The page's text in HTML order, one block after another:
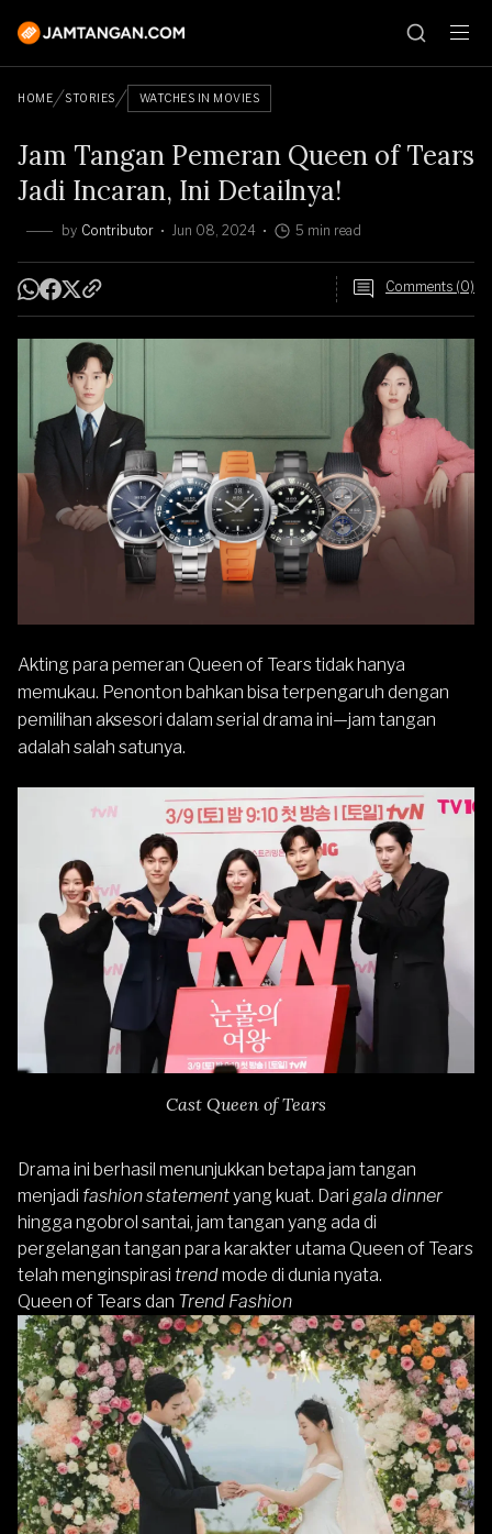
HOME STORIES WATCHES IN MOVIES
Jam Tangan Pemeran Queen of Tears
Jadi Incaran, Ini Detailnya!
by Contributor Jun 08, 2024 5 min read
Comments (0)
Akting para pemeran Queen of Tears tidak hanya
memukau. Penonton bahkan bisa terpengaruh dengan
pemilihan aksesori dalam serial drama ini—jam tangan
adalah salah satunya.
Cast Queen of Tears
Drama ini berhasil menunjukkan betapa jam tangan
menjadi fashion statementyang kuat. Dari gala dinner
hingga ngobrol santai, jam tangan yang ada di
pergelangan tangan para karakter utama Queen of Tears
telah menginspirasi trendmode di dunia nyata.
Queen of Tears dan Trend Fashion